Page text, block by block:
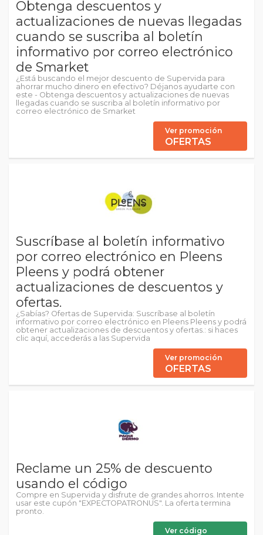
Obtenga descuentos y
actualizaciones de nuevas llegadas
cuando se suscriba al boletín
informativo por correo electrónico
de Smarket
¿Está buscando el mejor descuento de Supervida para
ahorrar mucho dinero en efectivo? Déjanos ayudarte con
este - Obtenga descuentos y actualizaciones de nuevas
llegadas cuando se suscriba al boletín informativo por
correo electrónico de Smarket
Ver promoción
OFERTAS
Suscríbase al boletín informativo
por correo electrónico en Pleens
Pleens y podrá obtener
actualizaciones de descuentos y
ofertas.
¿Sabías? Ofertas de Supervida: Suscríbase al boletín
informativo por correo electrónico en Pleens Pleens y podrá
obtener actualizaciones de descuentos y ofertas.: si haces
clic aquí, accederás a las Supervida
Ver promoción
OFERTAS
Reclame un 25% de descuento
usando el código
Compre en Supervida y disfrute de grandes ahorros. Intente
usar este cupón "EXPECTOPATRONUS". La oferta termina
pronto.
Ver código